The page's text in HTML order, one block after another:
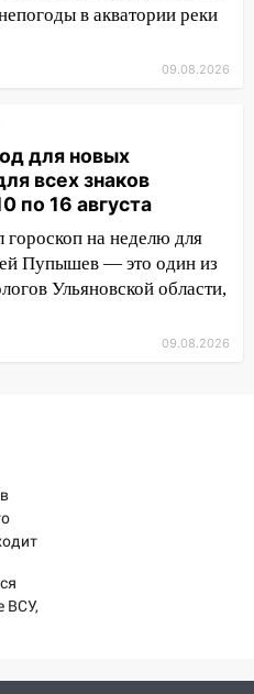
шторма
надвигается
Евро-5: что
и можно ли
в
в Ульяновской
который нельзя
в Ульяновске на
лодка
двух женщин
мостов: один уже
завершены
в акватории реки
09.08.2026
для новых
всех знаков
по 16 августа
на неделю для
Пупышев — это один из
Ульяновской области,
09.08.2026
ВСУ,